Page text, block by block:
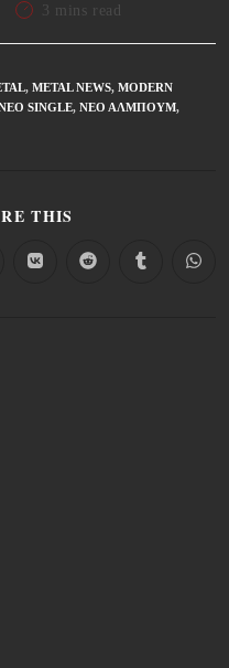
3 mins read
, METAL NEWS, MODERN
SINGLE, ΝΈΟ ΆΛΜΠΟΥΜ,
THIS